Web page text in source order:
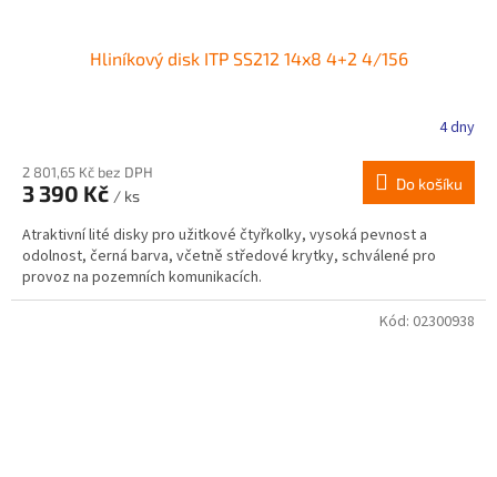
Hliníkový disk ITP SS212 14x8 4+2 4/156
4 dny
2 801,65 Kč bez DPH
3 390 Kč / ks
Do košíku
Atraktivní lité disky pro užitkové čtyřkolky, vysoká pevnost a
odolnost, černá barva, včetně středové krytky, schválené pro
provoz na pozemních komunikacích.
Kód: 02300938